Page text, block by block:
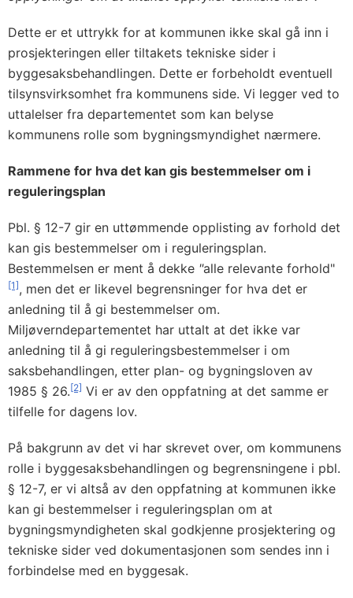
Dette er et uttrykk for at kommunen ikke skal gå inn i
prosjekteringen eller tiltakets tekniske sider i
byggesaksbehandlingen. Dette er forbeholdt eventuell
tilsynsvirksomhet fra kommunens side. Vi legger ved to
uttalelser fra departementet som kan belyse
kommunens rolle som bygningsmyndighet nærmere.
Rammene for hva det kan gis bestemmelser om i
reguleringsplan
Pbl. § 12-7 gir en uttømmende opplisting av forhold det
kan gis bestemmelser om i reguleringsplan.
Bestemmelsen er ment å dekke "alle relevante forhold"
[1], men det er likevel begrensninger for hva det er
anledning til å gi bestemmelser om.
Miljøverndepartementet har uttalt at det ikke var
anledning til å gi reguleringsbestemmelser i om
saksbehandlingen, etter plan- og bygningsloven av
1985 § 26. [2] Vi er av den oppfatning at det samme er
tilfelle for dagens lov.
På bakgrunn av det vi har skrevet over, om kommunens
rolle i byggesaksbehandlingen og begrensningene i pbl.
§ 12-7, er vi altså av den oppfatning at kommunen ikke
kan gi bestemmelser i reguleringsplan om at
bygningsmyndigheten skal godkjenne prosjektering og
tekniske sider ved dokumentasjonen som sendes inn i
forbindelse med en byggesak.